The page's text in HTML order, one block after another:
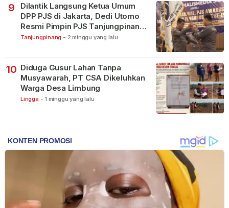
9
Dilantik Langsung Ketua Umum
DPP PJS di Jakarta, Dedi Utomo
Resmi Pimpin PJS Tanjungpinang-
Bintan
Tanjungpinang - 2 minggu yang lalu
10 Diduga Gusur Lahan Tanpa
Musyawarah, PT CSA Dikeluhkan
Warga Desa Limbung
Lingga - 1 minggu yang lalu